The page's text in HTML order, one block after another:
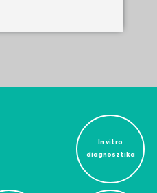
In vitro
diagnosztika